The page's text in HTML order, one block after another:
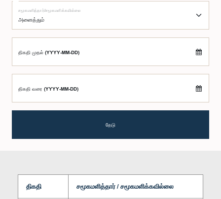
சமூகமளித்தார்/சமூகமளிக்கவில்லை
திகதி முதல் (YYYY-MM-DD)
திகதி வரை (YYYY-MM-DD)
தேடு
திகதி சமூகமளித்தார் / சமூகமளிக்கவில்லை